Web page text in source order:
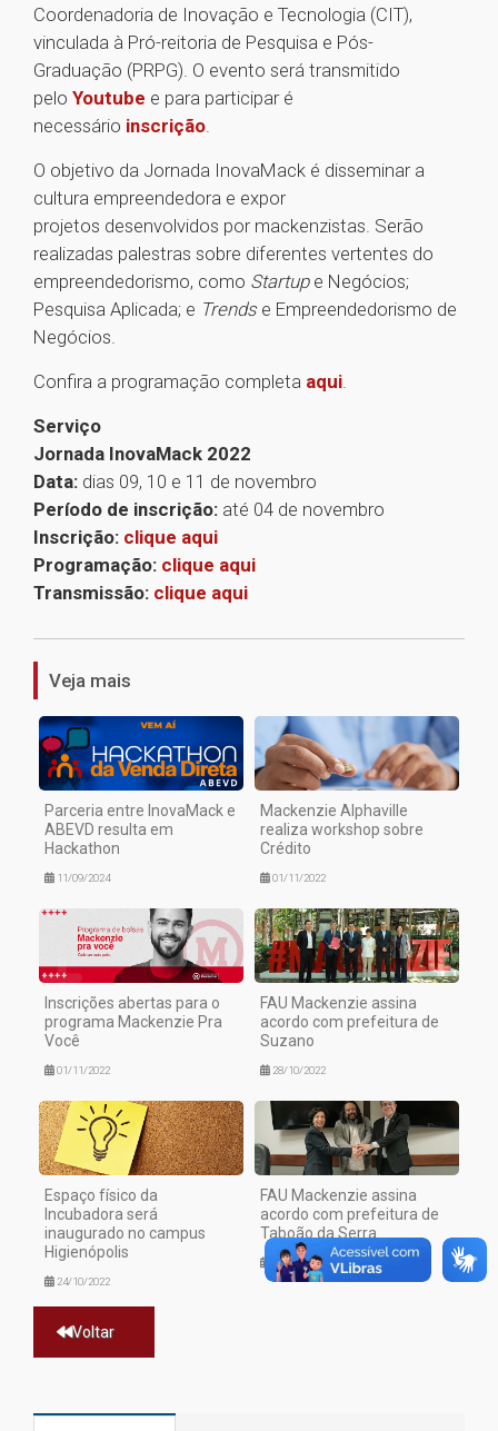
Coordenadoria de Inovação e Tecnologia (CIT),
vinculada à Pró-reitoria de Pesquisa e Pós-
Graduação (PRPG). O evento será transmitido
pelo Youtube e para participar é
necessário inscrição.
O objetivo da Jornada InovaMack é disseminar a
cultura empreendedora e expor
projetos desenvolvidos por mackenzistas. Serão
realizadas palestras sobre diferentes vertentes do
empreendedorismo, como Startup e Negócios;
Pesquisa Aplicada; e Trends e Empreendedorismo de
Negócios.
Confira a programação completa aqui.
Serviço
Jornada InovaMack 2022
Data: dias 09, 10 e 11 de novembro
Período de inscrição: até 04 de novembro
Inscrição: clique aqui
Programação: clique aqui
Transmissão: clique aqui1
Veja mais
Parceria entre InovaMack e
ABEVD resulta em
Hackathon
11/09/2024
Mackenzie Alphaville
realiza workshop sobre
Crédito
01/11/2022
Inscrições abertas para o
programa Mackenzie Pra
Você
01/11/2022
FAU Mackenzie assina
acordo com prefeitura de
Suzano
28/10/2022
Espaço físico da
Incubadora será
inaugurado no campus
Higienópolis
24/10/2022
FAU Mackenzie assina
acordo com prefeitura de
Taboão da Serra
20/10/2022
Voltar